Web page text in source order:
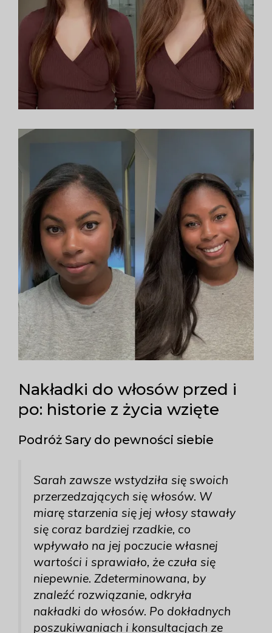
Nakładki do włosów przed i
po: historie z życia wzięte
Podróż Sary do pewności siebie
Sarah zawsze wstydziła się swoich
przerzedzających się włosów. W
miarę starzenia się jej włosy stawały
się coraz bardziej rzadkie, co
wpływało na jej poczucie własnej
wartości i sprawiało, że czuła się
niepewnie. Zdeterminowana, by
znaleźć rozwiązanie, odkryła
nakładki do włosów. Po dokładnych
poszukiwaniach i konsultacjach ze